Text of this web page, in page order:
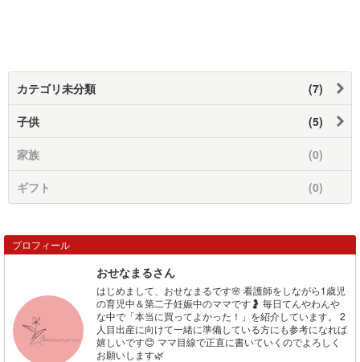
カテゴリ未分類 (7)
子供 (5)
家族 (0)
ギフト (0)
プロフィール
おせなまるさん
はじめまして、おせなまるです🌸 看護師をしながら1歳児
の育児中＆第二子妊娠中のママです🤰 毎日てんやわんや
な中で「本当に買ってよかった！」を紹介しています。 2
人目出産に向けて一緒に準備している方にも参考になれば
嬉しいです😊 ママ目線で正直に書いていくのでよろしく
お願いします🌿